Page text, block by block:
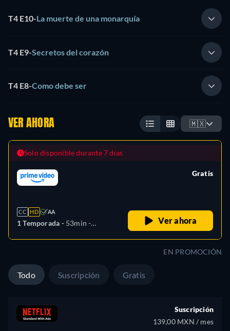
T4 E10-La muerte de una monarquía
T4 E9-Secretos del corazón
T4 E8-Como debe ser
VER AHORA 🇲🇽
Solo disponible durante 7 días
CC HD AA
1 Temporada - 53min -
Gratis
Ver ahora
EN PROMOCIÓN
Todo Suscripción Gratis
Suscripción
139,00 MXN / mes